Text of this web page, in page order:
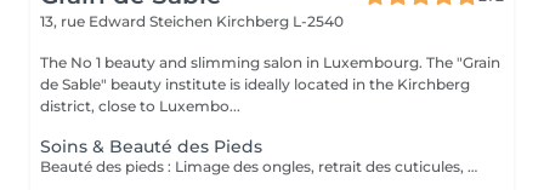
13, rue Edward Steichen Kirchberg L-2540
The No 1 beauty and slimming salon in Luxembourg. The "Grain
de Sable" beauty institute is ideally located in the Kirchberg
district, close to Luxembo...
Soins & Beauté des Pieds
Beauté des pieds : Limage des ongles, retrait des cuticules, utilisation de la râpe pour les callosités et massage avec crème hydratante. Pédicure : Beauté des pieds + traitement des ongles incarnés/infectés + utilisation du bistouri pour les callosités.